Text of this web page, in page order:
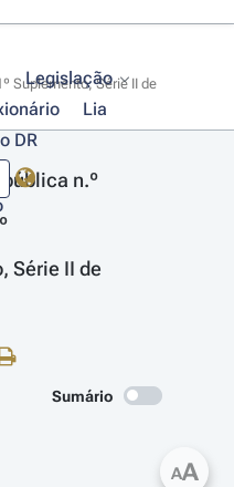
Legislação
Lia
DR
Suplemento, Série II de
n.º
Série II de
Sumário
AA